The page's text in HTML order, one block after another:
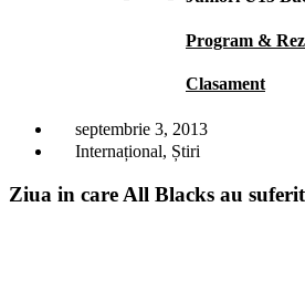
Program &
Clasament
septembrie 3, 2013
Internațional, Știri
Ziua in care All Blacks au